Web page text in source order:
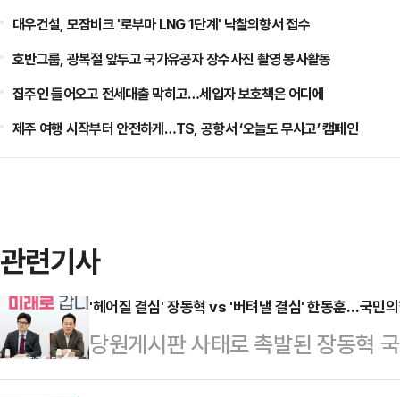
대우건설, 모잠비크 '로부마 LNG 1단계' 낙찰의향서 접수
호반그룹, 광복절 앞두고 국가유공자 장수사진 촬영 봉사활동
집주인 들어오고 전세대출 막히고…세입자 보호책은 어디에
제주 여행 시작부터 안전하게…TS, 공항서 ‘오늘도 무사고’ 캠페인
관련기사
'헤어질 결심' 장동혁 vs '버텨낼 결심' 한동훈…국민
당원게시판 사태로 촉발된 장동혁
극을 향해 치닫고 있다. 장 대표는